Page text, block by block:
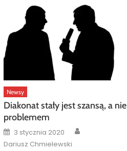
Newsy
Diakonat stały jest szansą, a nie
problemem
Posted
on
3 stycznia 2020
Dariusz Chmielewski